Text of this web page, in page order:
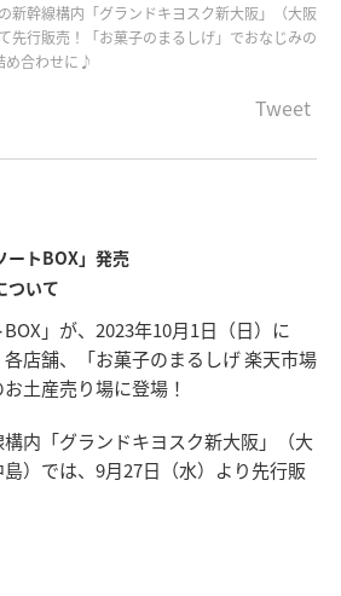
新幹線構内「グランドキヨスク新大阪」（大阪
先行販売！「お菓子のまるしげ」でおなじみの
め合わせに♪
Tweet
ートBOX」発売
ついて
BOX」が、2023年10月1日（日）に
各店舗、「お菓子のまるしげ 楽天市場
土産売り場に登場！
構内「グランドキヨスク新大阪」（大
）では、9月27日（水）より先行販